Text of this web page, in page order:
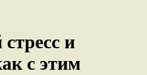
и
с этим